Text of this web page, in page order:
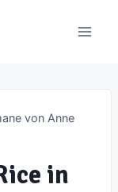
von Anne
in